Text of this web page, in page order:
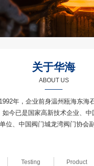
关于华海
ABOUT US
年，企业前身温州瓯海东海
如今已是国家高新技术企业、
位、中国阀门城龙湾阀门协会
Testing Product